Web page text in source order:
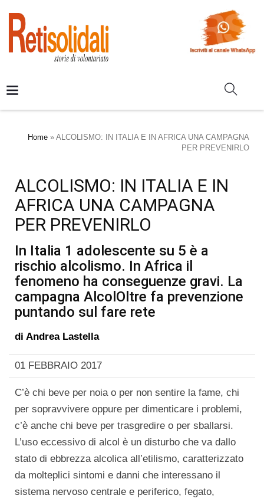
Home » ALCOLISMO: IN ITALIA E IN AFRICA UNA CAMPAGNA
PER PREVENIRLO
ALCOLISMO: IN ITALIA E IN
AFRICA UNA CAMPAGNA
PER PREVENIRLO
In Italia 1 adolescente su 5 è a
rischio alcolismo. In Africa il
fenomeno ha conseguenze gravi. La
campagna AlcolOltre fa prevenzione
puntando sul fare rete
di Andrea Lastella
01 FEBBRAIO 2017
C’è chi beve per noia o per non sentire la fame, chi
per sopravvivere oppure per dimenticare i problemi,
c’è anche chi beve per trasgredire o per sballarsi.
L’uso eccessivo di alcol è un disturbo che va dallo
stato di ebbrezza alcolica all’etilismo, caratterizzato
da molteplici sintomi e danni che interessano il
sistema nervoso centrale e periferico, fegato,